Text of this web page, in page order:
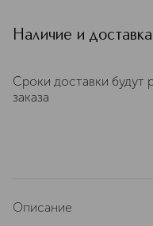
Наличие и доставка
Сроки доставки будут
заказа
Описание